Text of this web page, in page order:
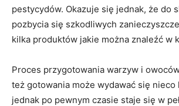
pestycydów. Okazuje się jednak, że do
pozbycia się szkodliwych
kilka produktów jakie można znaleźć w
Proces przygotowania warzyw i
też gotowania może wydawać się nieco
jednak po pewnym czasie staje się w